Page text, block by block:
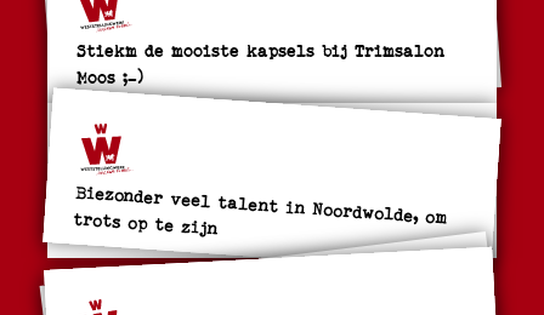
Stiekm de mooiste kapsels bij Trimsalon
Moos ;-)
Biezonder veel talent in Noordwolde, om trots op te zijn